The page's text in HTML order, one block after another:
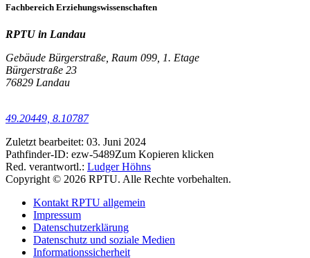
Fachbereich Erziehungswissenschaften
RPTU in Landau
Gebäude Bürgerstraße, Raum 099, 1. Etage
Bürgerstraße 23
76829 Landau
49.20449, 8.10787
Zuletzt bearbeitet: 03. Juni 2024
Pathfinder-ID: ezw-5489Zum Kopieren klicken
Red. verantwortl.: Ludger Höhns
Copyright © 2026 RPTU. Alle Rechte vorbehalten.
Kontakt RPTU allgemein
Impressum
Datenschutzerklärung
Datenschutz und soziale Medien
Informationssicherheit